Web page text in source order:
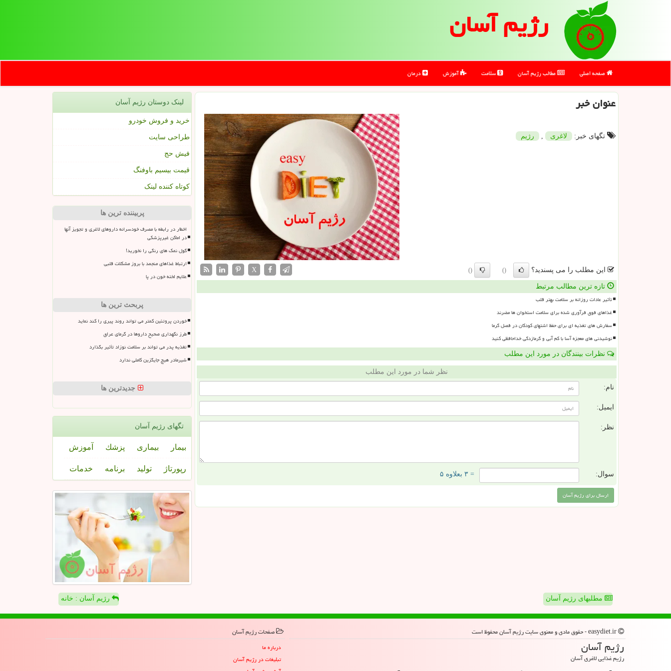
رژیم آسان
صفحه اصلی مطالب رژیم آسان سلامت آموزش درمان
عنوان خبر
تگهای خبر: لاغری , رژیم
این مطلب را می پسندید؟ ()
()
X
تازه ترین مطالب مرتبط
تأثیر عادات روزانه بر سلامت بهتر قلب
غذاهای فوق فرآوری شده برای سلامت استخوان ها مضرند
سفارش های تغذیه ای برای حفظ اشتهای کودکان در فصل گرما
نوشیدنی های معجزه آسا با کم آبی و گرمازدگی خداحافظی کنید
نظرات بینندگان در مورد این مطلب
نظر شما در مورد این مطلب
نام:
ایمیل:
نظر:
سوال: = ۳ بعلاوه ۵
لینک دوستان رژیم آسان
خرید و فروش خودرو
طراحی سایت
فیش حج
قیمت بیسیم باوفنگ
کوتاه کننده لینک
پربیننده ترین ها
اخطار در رابطه با مصرف خودسرانه داروهای لاغری و تجویز آنها
در اماکن غیرپزشکی
گول نمک های رنگی را نخورید!
ارتباط غذاهای منجمد با بروز مشکلات قلبی
علایم لخته خون در پا
پربحث ترین ها
خوردن پروتئین کمتر می تواند روند پیری را کند نماید
طرز نگهداری صحیح داروها در گرمای عراق
تغذیه پدر می تواند بر سلامت نوزاد تأثیر بگذارد
شیرمادر هیچ جایگزین کاملی ندارد
جدیدترین ها
تگهای رژیم آسان
بیمار بیماری پزشك آموزش
رپورتاژ تولید برنامه خدمات
مطلبهای رژیم آسان رژیم آسان : خانه
رژیم آسان
رژیم غذایی لاغری آسان
صفحات رژیم آسان
درباره ما
تبلیغات در رژیم آسان